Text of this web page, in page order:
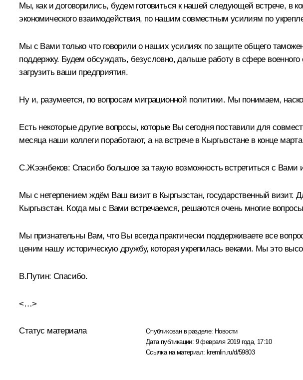
Мы, как и договорились, будем готовиться к нашей следующей встрече, в
экономического взаимодействия, по нашим совместным усилиям по
Мы с Вами только что говорили о наших усилиях по защите общего
поддержку. Будем обсуждать, безусловно, дальше работу в сфере
загрузить ваши предприятия.
Ну и, разумеется, по вопросам миграционной политики. Мы понимаем,
Есть некоторые другие вопросы, которые Вы сегодня поставили для
месяца наши коллеги поработают, а на встрече в Кыргызстане в конце
С.Жээнбеков: Спасибо большое за такую возможность встретиться с Вами
Мы с нетерпением ждём Ваш визит в Кыргызстан, государственный визит.
Кыргызстан. Когда мы с Вами встречаемся, решаются очень многие
Мы признательны Вам, что Вы всегда практически поддерживаете все
ценим нашу историческую дружбу, которая укрепилась веками. Мы это
В.Путин: Спасибо.
<…>
Статус материала Опубликован в разделе: Новости
Дата публикации: 9 февраля 2019 года, 17:10
Ссылка на материал: kremlin.ru/d/59803